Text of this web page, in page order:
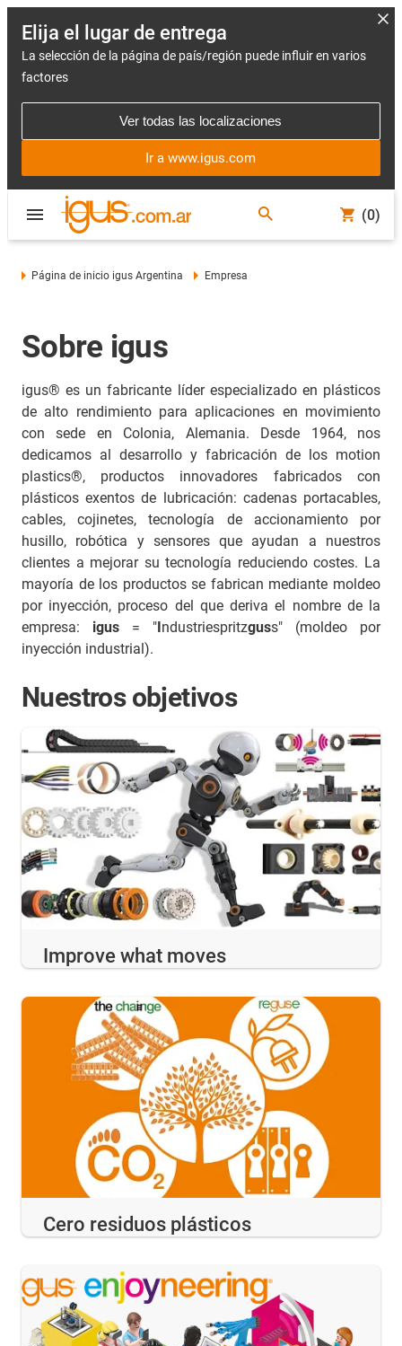
Elija el lugar de entrega
La selección de la página de país/región puede influir en varios
factores
Ver todas las localizaciones
Ir a www.igus.com
(0)
Página de inicio igus Argentina Empresa
Sobre igus
igus® es un fabricante líder especializado en plásticos
de alto rendimiento para aplicaciones en movimiento
con sede en Colonia, Alemania. Desde 1964, nos
dedicamos al desarrollo y fabricación de los motion
plastics®, productos innovadores fabricados con
plásticos exentos de lubricación: cadenas portacables,
cables, cojinetes, tecnología de accionamiento por
husillo, robótica y sensores que ayudan a nuestros
clientes a mejorar su tecnología reduciendo costes. La
mayoría de los productos se fabrican mediante moldeo
por inyección, proceso del que deriva el nombre de la
empresa: igus = "Industriespritzguss" (moldeo por
inyección industrial).
Nuestros objetivos
Improve what moves
Cero residuos plásticos